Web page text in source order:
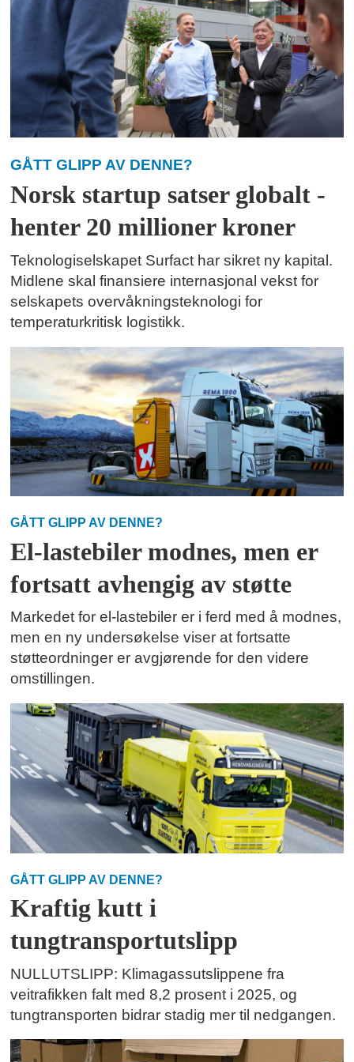
GÅTT GLIPP AV DENNE?
Norsk startup satser globalt -
henter 20 millioner kroner
Teknologiselskapet Surfact har sikret ny kapital.
Midlene skal finansiere internasjonal vekst for
selskapets overvåkningsteknologi for
temperaturkritisk logistikk.
GÅTT GLIPP AV DENNE?
El-lastebiler modnes, men er
fortsatt avhengig av støtte
Markedet for el-lastebiler er i ferd med å modnes,
men en ny undersøkelse viser at fortsatte
støtteordninger er avgjørende for den videre
omstillingen.
GÅTT GLIPP AV DENNE?
Kraftig kutt i
tungtransportutslipp
NULLUTSLIPP: Klimagassutslippene fra
veitrafikken falt med 8,2 prosent i 2025, og
tungtransporten bidrar stadig mer til nedgangen.